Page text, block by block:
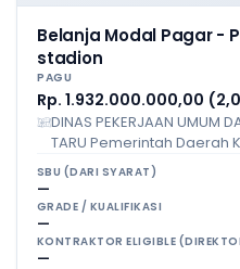
Belanja Modal Pagar -
stadion
PAGU
Rp. 1.932.000.000,00
DINAS PEKERJAAN UMUM
TARU Pemerintah Daerah
SBU (DARI SYARAT)
—
GRADE / KUALIFIKASI
—
KONTRAKTOR ELIGIBLE
—